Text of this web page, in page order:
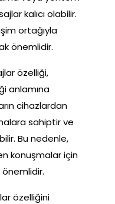
kalıcı olabilir.
ortağıyla
önemlidir.
özelliği,
anlamına
cihazlardan
sahiptir ve
Bu nedenle,
konuşmalar için
özelliğini